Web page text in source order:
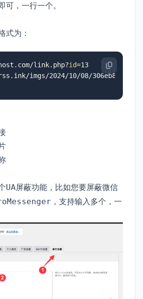
可，一行一个。
式为：
link.php?id=13
imgs/2024/10/08/
UA屏蔽功能，比如您要屏蔽微信
，支持输入多个，一